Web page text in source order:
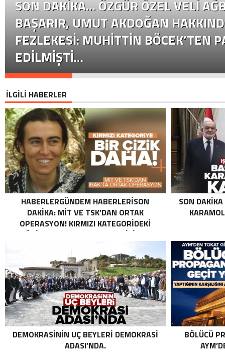
SON DAKİKA… ÖZGÜR ÖZEL VELI
BAŞARIR, UMUT AKDOĞAN
FEZLEKESI: MUHITTIN BÖCEK’TEN
EDILMIŞTI…
İLGİLİ HABERLER
HABERLERGÜNDEM HABERLERISON
DAKIKA: MİT VE TSK’DAN ORTAK
OPERASYON! KIRMIZI KATEGORIDEKI
TERÖRIST NAZLI TAŞPINAR ETKISIZ HALE
ORTAK OPERASYON! KIRMIZI
KATEGORIDEKI TERÖRIST NAZLI
TAŞPINAR ETKISIZ HALE GETIRILDI .
SON
DEMOKRASININ UÇ BEYLERI DEMOKRASI
ADASI’NDA.
BÖLÜCÜ